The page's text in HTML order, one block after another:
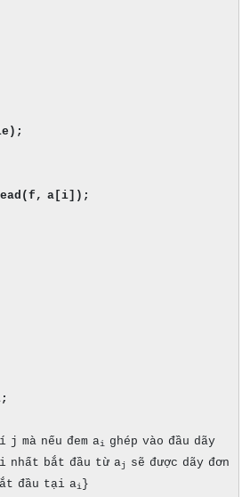
a[i]);
mà nếu đem ai ghép vào đầu dãy
nhất bắt đầu từ aj
sẽ được dãy đơn
đầu tại ai}